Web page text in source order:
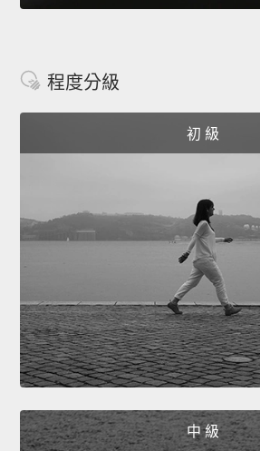
程度分級
初 級
中 級